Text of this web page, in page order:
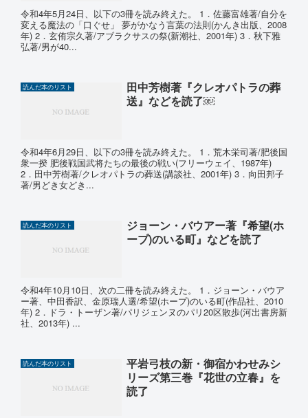
令和4年5月24日、以下の3冊を読み終えた。 1．佐藤富雄著/自分を
変える魔法の「口ぐせ」 夢がかなう言葉の法則(かんき出版、2008
年) 2．玄侑宗久著/アブラクサスの祭(新潮社、2001年) 3．秋下雅
弘著/男が40...
読んだ本のリスト
田中芳樹著『クレオパトラの葬
送』などを読了￼
令和4年6月29日、以下の3冊を読み終えた。 1．荒木栄司著/肥後国
衆一揆 肥後戦国武将たちの最後の戦い(フリーウェイ、1987年)
2．田中芳樹著/クレオパトラの葬送(講談社、2001年) 3．向田邦子
著/男どき女どき...
読んだ本のリスト
ジョーン・バウアー著『希望(ホ
ープ)のいる町』などを読了
令和4年10月10日、次の二冊を読み終えた。 1．ジョーン・バウア
ー著、中田香訳、金原瑞人選/希望(ホープ)のいる町(作品社、2010
年) 2．ドラ・トーザン著/パリジェンヌのパリ20区散歩(河出書房新
社、2013年) ...
読んだ本のリスト
平岩弓枝の新・御宿かわせみシ
リーズ第三巻『花世の立春』を
読了